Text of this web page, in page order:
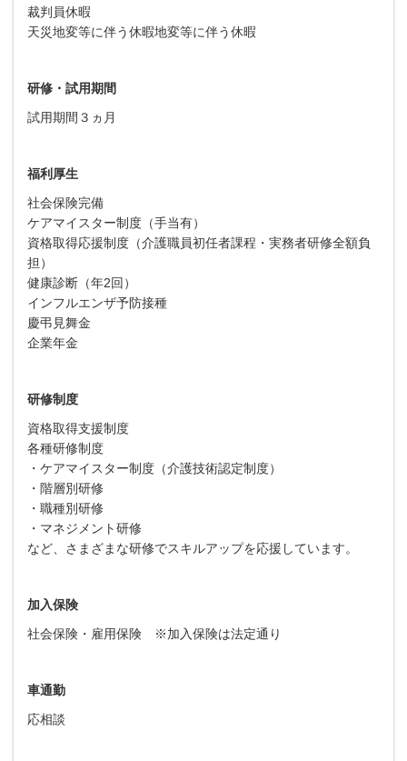
裁判員休暇
天災地変等に伴う休暇地変等に伴う休暇
研修・試用期間
試用期間３ヵ月
福利厚生
社会保険完備
ケアマイスター制度（手当有）
資格取得応援制度（介護職員初任者課程・実務者研修全額負
担）
健康診断（年2回）
インフルエンザ予防接種
慶弔見舞金
企業年金
研修制度
資格取得支援制度
各種研修制度
・ケアマイスター制度（介護技術認定制度）
・階層別研修
・職種別研修
・マネジメント研修
など、さまざまな研修でスキルアップを応援しています。
加入保険
社会保険・雇用保険 ※加入保険は法定通り
車通勤
応相談